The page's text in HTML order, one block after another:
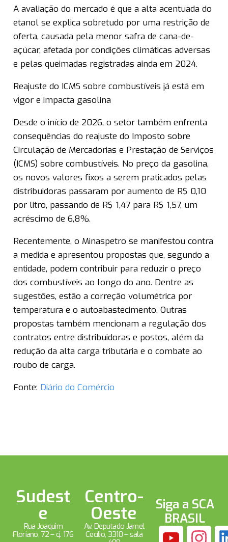
A avaliação do mercado é que a alta acentuada do
etanol se explica sobretudo por uma restrição de
oferta, causada pela menor safra de cana-de-
açúcar, afetada por condições climáticas adversas
e pelas queimadas registradas ainda em 2024.
Reajuste do ICMS sobre combustíveis já está em
vigor e impacta gasolina
Desde o início de 2026, o setor também enfrenta
consequências do reajuste do Imposto sobre
Circulação de Mercadorias e Prestação de Serviços
(ICMS) sobre combustíveis. No preço da gasolina,
os novos valores fixos a serem praticados pelas
distribuidoras passaram por aumento de R$ 0,10
por litro, passando de R$ 1,47 para R$ 1,57, um
acréscimo de 6,8%.
Recentemente, o Minaspetro se manifestou contra
a medida e apresentou propostas que, segundo a
entidade, podem contribuir para reduzir o preço
dos combustíveis ao longo do ano. Dentre as
sugestões, estão a correção volumétrica por
temperatura e o autoabastecimento. Outras
propostas também mencionam a regulação dos
contratos entre distribuidoras e postos, além da
redução da alta carga tributária e o combate ao
roubo de carga.
Fonte: Diário do Comércio
Sudest
e
Rua Joaquim
Floriano, 72 – cj. 176
Centro-
Oeste
Av. Deputado Jamel
Cecílio, 3310 – sala
Siga a SCA
BRASIL